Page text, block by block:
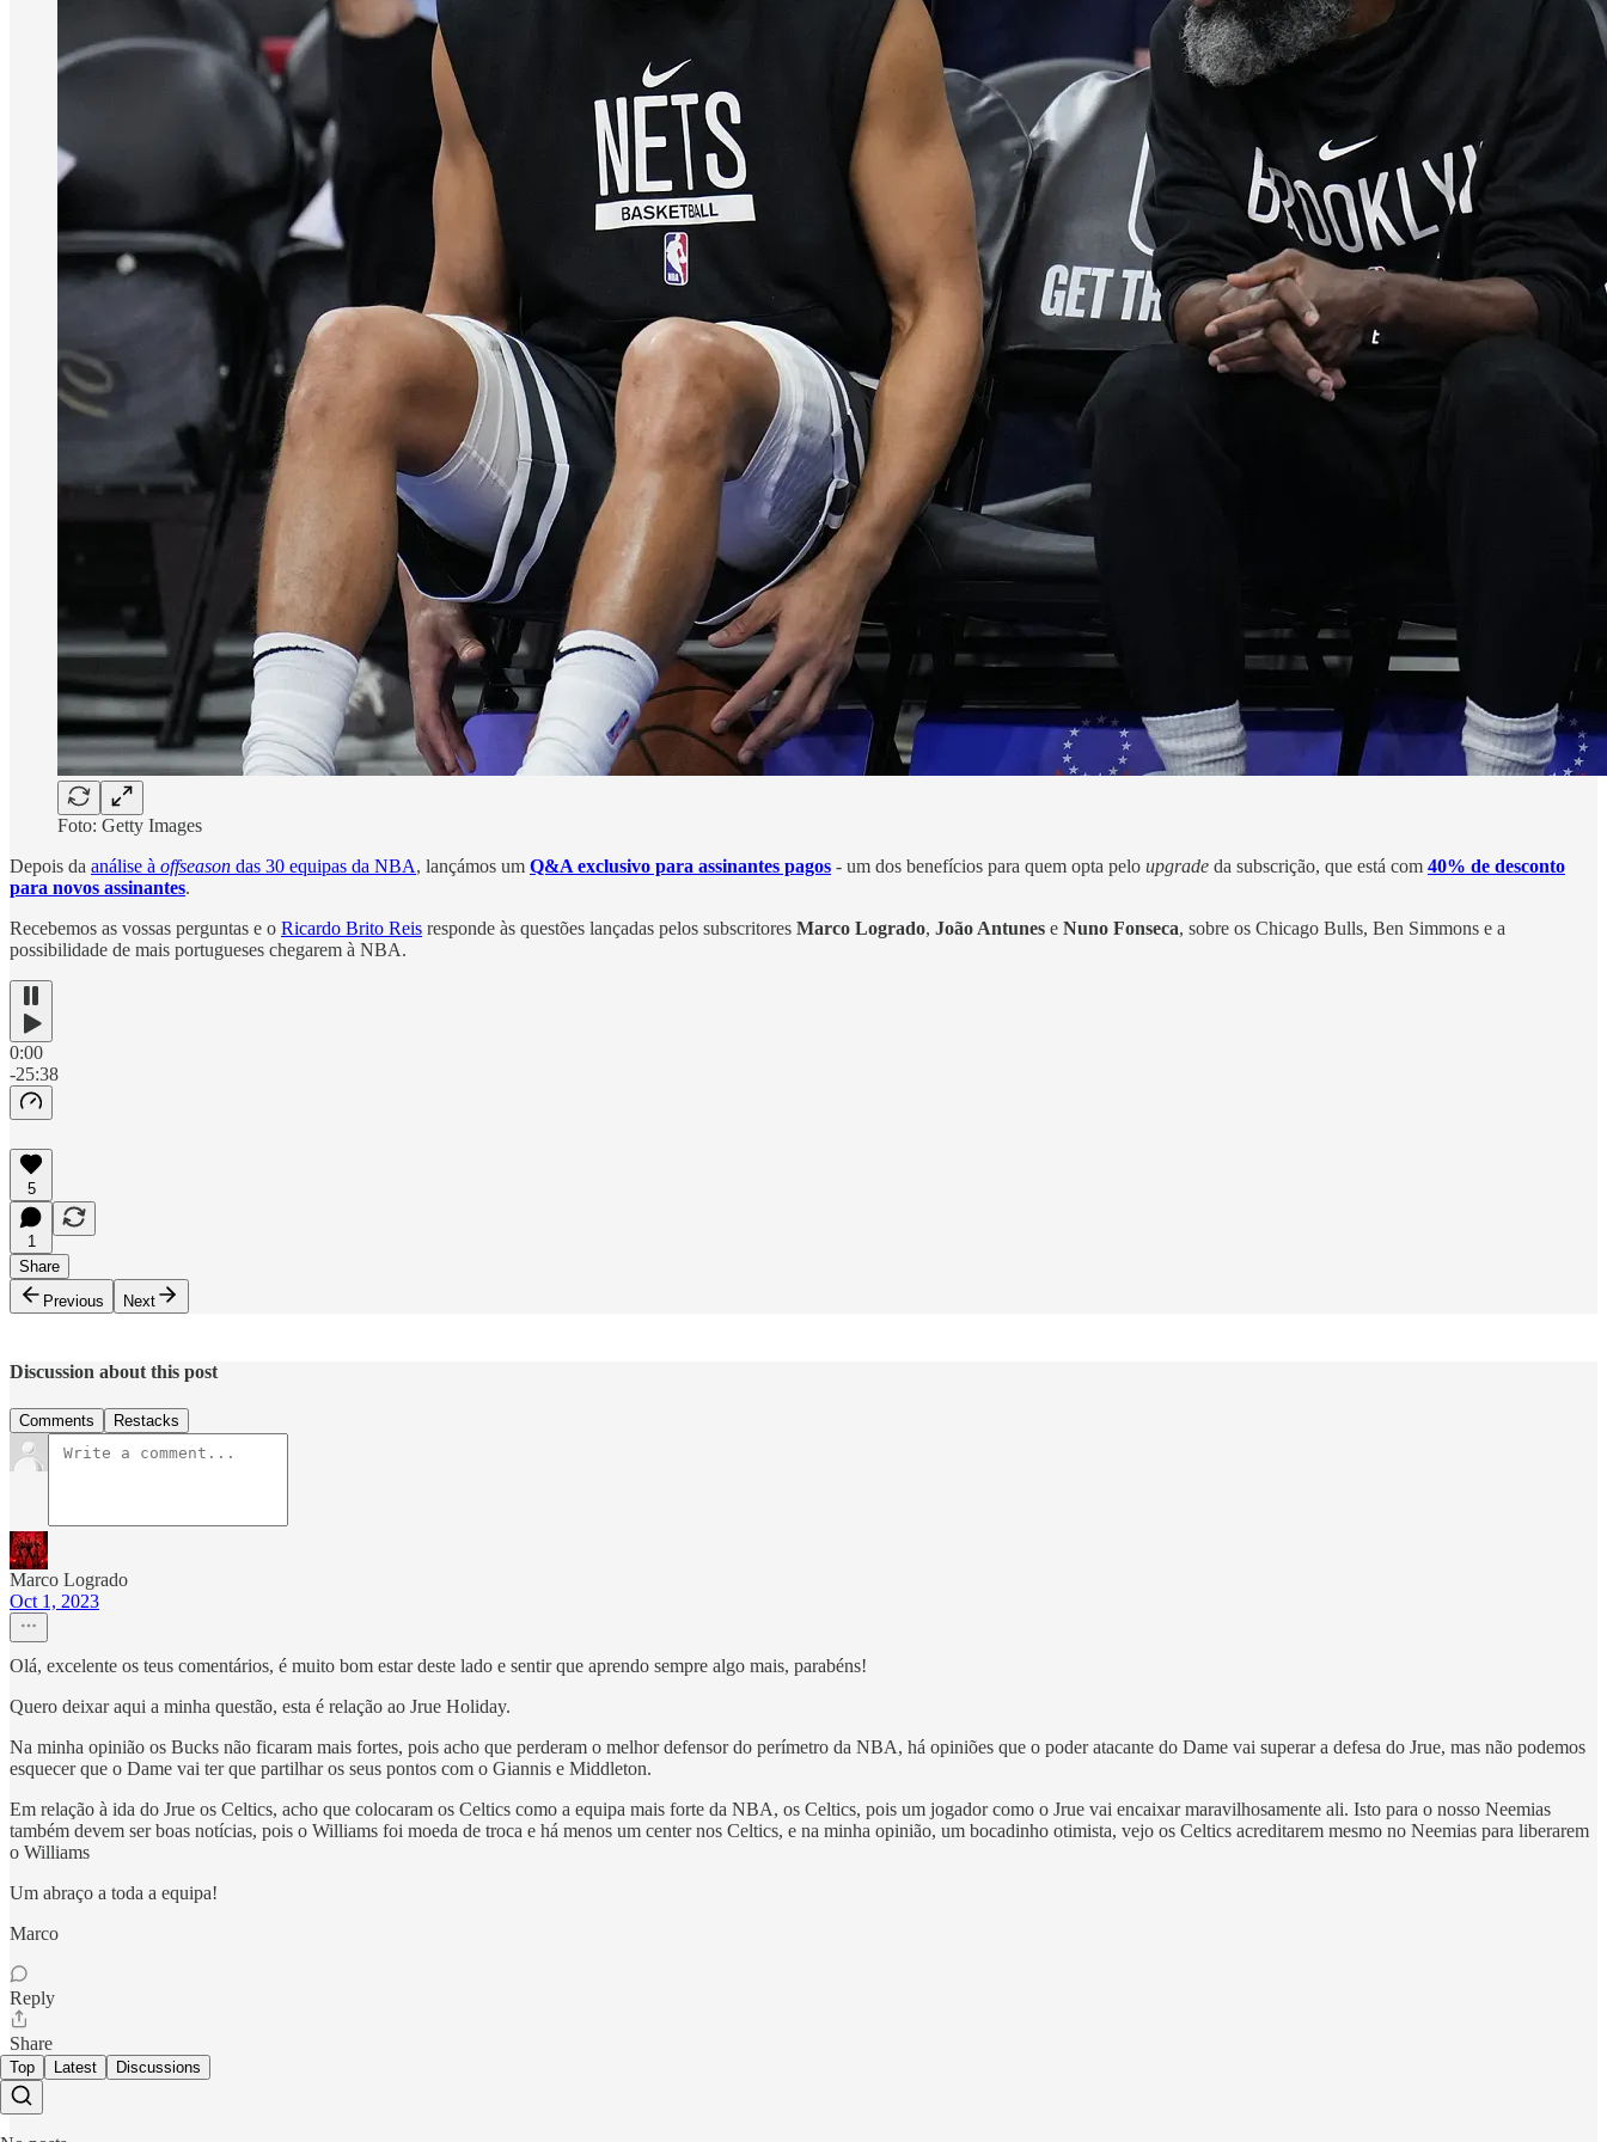
Foto: Getty Images
Depois da análise à offseason das 30 equipas da NBA, lançámos um Q&A exclusivo para assinantes pagos - um dos benefícios para quem opta pelo upgrade da subscrição, que está com 40% de desconto
para novos assinantes.
Recebemos as vossas perguntas e o Ricardo Brito Reis responde às questões lançadas pelos subscritores Marco Logrado, João Antunes e Nuno Fonseca, sobre os Chicago Bulls, Ben Simmons e a
possibilidade de mais portugueses chegarem à NBA.
0:00
-25:38
5
1
Share
Previous
Next
Discussion about this post
Comments Restacks
Marco Logrado
Oct 1, 2023
Olá, excelente os teus comentários, é muito bom estar deste lado e sentir que aprendo sempre algo mais, parabéns!
Quero deixar aqui a minha questão, esta é relação ao Jrue Holiday.
Na minha opinião os Bucks não ficaram mais fortes, pois acho que perderam o melhor defensor do perímetro da NBA, há opiniões que o poder atacante do Dame vai superar a defesa do Jrue, mas não podemos
esquecer que o Dame vai ter que partilhar os seus pontos com o Giannis e Middleton.
Em relação à ida do Jrue os Celtics, acho que colocaram os Celtics como a equipa mais forte da NBA, os Celtics, pois um jogador como o Jrue vai encaixar maravilhosamente ali. Isto para o nosso Neemias
também devem ser boas notícias, pois o Williams foi moeda de troca e há menos um center nos Celtics, e na minha opinião, um bocadinho otimista, vejo os Celtics acreditarem mesmo no Neemias para liberarem
o Williams
Um abraço a toda a equipa!
Marco
Reply
Share
Top Latest Discussions